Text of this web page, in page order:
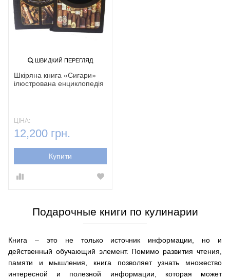
ШВИДКИЙ ПЕРЕГЛЯД
Шкіряна книга «Сигари»
ілюстрована енциклопедія
ЦІНА:
12,200 грн.
Купити
Подарочные книги по кулинарии
Книга – это не только источник информации, но и
действенный обучающий элемент. Помимо развития чтения,
памяти и мышления, книга позволяет узнать множество
интересной и полезной информации, которая может